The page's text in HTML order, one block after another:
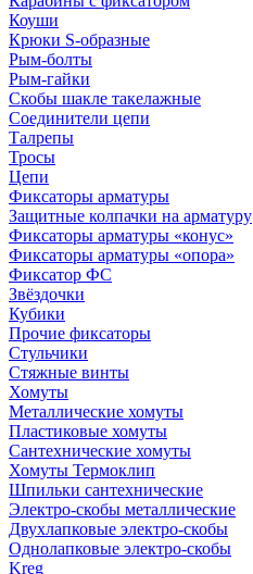
Коуши
Крюки S-образные
Рым-болты
Рым-гайки
Скобы шакле такелажные
Соединители цепи
Талрепы
Тросы
Цепи
Фиксаторы арматуры
Защитные колпачки на арматуру
Фиксаторы арматуры «конус»
Фиксаторы арматуры «опора»
Фиксатор ФС
Звёздочки
Кубики
Прочие фиксаторы
Стульчики
Стяжные винты
Хомуты
Металлические хомуты
Пластиковые хомуты
Сантехнические хомуты
Хомуты Термоклип
Шпильки сантехнические
Электро-скобы металлические
Двухлапковые электро-скобы
Однолапковые электро-скобы
Kreg